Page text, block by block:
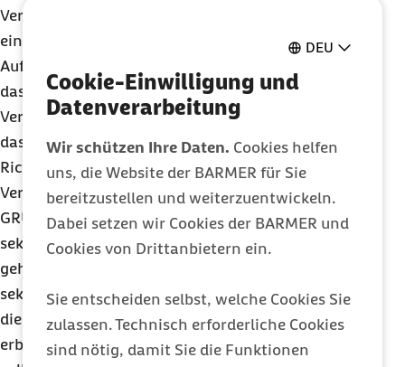
DEU
Cookie-Einwilligung und
Datenverarbeitung
Wir schützen Ihre Daten. Cookies helfen
uns, die Website der BARMER für Sie
bereitzustellen und weiterzuentwickeln.
Dabei setzen wir Cookies der BARMER und
Cookies von Drittanbietern ein.
Sie entscheiden selbst, welche Cookies Sie
zulassen. Technisch erforderliche Cookies
sind nötig, damit Sie die Funktionen
Versorgungsstrukturen und ihre Finanzierung
einem gestuften Konzept folgen, ist nach
Auffassung der Barmer richtig. Dabei ist wichtig,
dass zunächst die Krankenhausplanung nach
Versorgungsstufen erfolgt. Darauf aufbauend muss
das Vergütungssystem angepasst werden.
Richtig sind auch die Schritte, die die
Vereinbarung zwischen SPD, BÜNDNIS 90/DIE
GRÜNEN und FDP für die Entwicklung von
sektorenübergreifenden Versorgungsstrukturen
gehen will. Hier wird die Grundlage für eine
sektorenübergreifende Vergütung geschaffen, um
die Ambulantisierung bislang unnötig stationär
erbrachter Leistungen zu ermöglichen. Zugleich